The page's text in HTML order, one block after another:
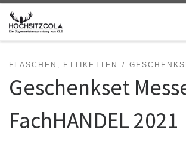
Zum Inhalt springen
FLASCHEN, ETTIKETTEN
Geschenkset
FachHANDEL 2021